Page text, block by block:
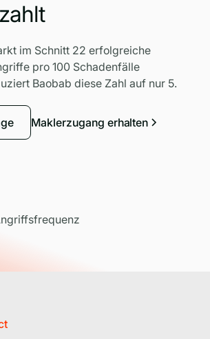
im Schnitt 22 erfolgreiche
pro 100 Schadenfälle
Baobab diese Zahl auf nur 5.
Maklerzugang erhalten